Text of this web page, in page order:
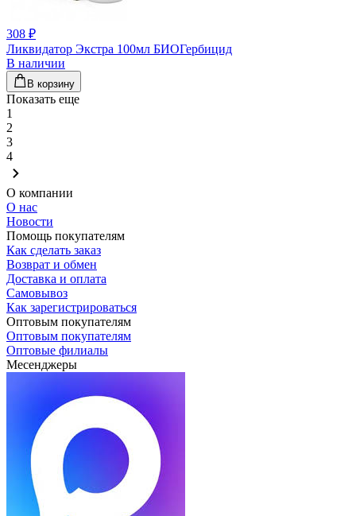
308 ₽
Ликвидатор Экстра 100мл БИОГербицид
В наличии
В корзину
Показать еще
1
2
3
4
О компании
О нас
Новости
Помощь покупателям
Как сделать заказ
Возврат и обмен
Доставка и оплата
Самовывоз
Как зарегистрироваться
Оптовым покупателям
Оптовым покупателям
Оптовые филиалы
Месенджеры